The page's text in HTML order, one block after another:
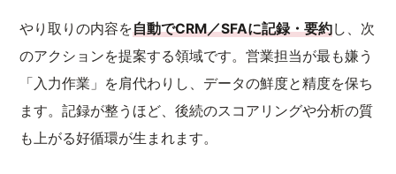
やり取りの内容を自動でCRM／SFAに記録・要約し、次
のアクションを提案する領域です。営業担当が最も嫌う
「入力作業」を肩代わりし、データの鮮度と精度を保ち
ます。記録が整うほど、後続のスコアリングや分析の質
も上がる好循環が生まれます。